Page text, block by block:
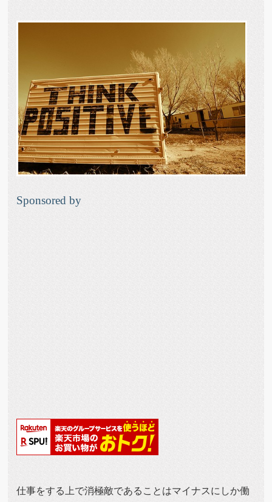
Sponsored by
仕事をする上で消極敵であることはマイナスにしか働